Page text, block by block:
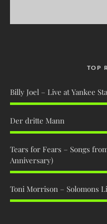
TOP
Billy Joel – Live at Yankee
Der dritte Mann
Tears for Fears – Songs
Anniversary)
Toni Morrison – Solomons